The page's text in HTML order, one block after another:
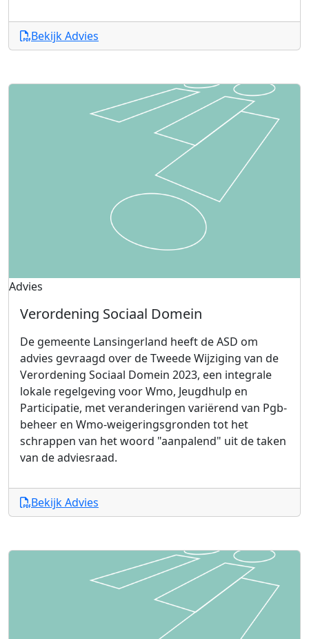
Bekijk Advies
Advies
Verordening Sociaal Domein
De gemeente Lansingerland heeft de ASD om
advies gevraagd over de Tweede Wijziging van de
Verordening Sociaal Domein 2023, een integrale
lokale regelgeving voor Wmo, Jeugdhulp en
Participatie, met veranderingen variërend van Pgb-
beheer en Wmo-weigeringsgronden tot het
schrappen van het woord "aanpalend" uit de taken
van de adviesraad.
Bekijk Advies